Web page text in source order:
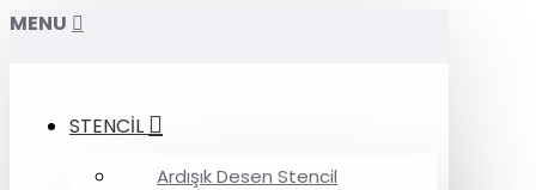
MENU
STENCİL
Ardışık Desen Stencil